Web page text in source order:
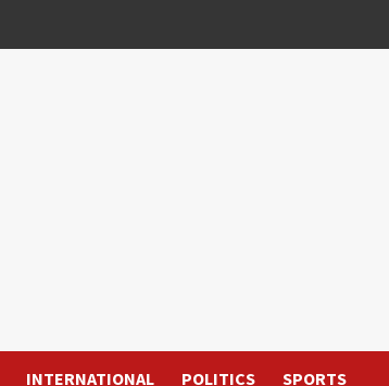
INTERNATIONAL POLITICS SPORTS